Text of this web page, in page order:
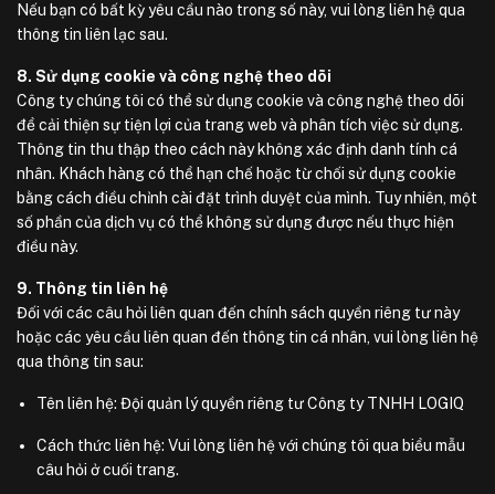
Nếu bạn có bất kỳ yêu cầu nào trong số này, vui lòng liên hệ qua
thông tin liên lạc sau.
8. Sử dụng cookie và công nghệ theo dõi
Công ty chúng tôi có thể sử dụng cookie và công nghệ theo dõi
để cải thiện sự tiện lợi của trang web và phân tích việc sử dụng.
Thông tin thu thập theo cách này không xác định danh tính cá
nhân. Khách hàng có thể hạn chế hoặc từ chối sử dụng cookie
bằng cách điều chỉnh cài đặt trình duyệt của mình. Tuy nhiên, một
số phần của dịch vụ có thể không sử dụng được nếu thực hiện
điều này.
9. Thông tin liên hệ
Đối với các câu hỏi liên quan đến chính sách quyền riêng tư này
hoặc các yêu cầu liên quan đến thông tin cá nhân, vui lòng liên hệ
qua thông tin sau:
Tên liên hệ: Đội quản lý quyền riêng tư Công ty TNHH LOGIQ
Cách thức liên hệ: Vui lòng liên hệ với chúng tôi qua biểu mẫu
câu hỏi ở cuối trang.